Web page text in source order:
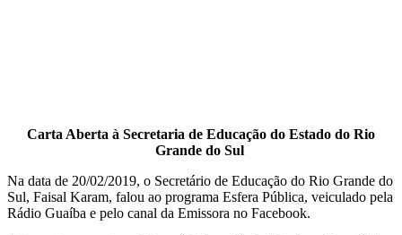
Carta Aberta à Secretaria de Educação do Estado do Rio
Grande do Sul
Na data de 20/02/2019, o Secretário de Educação do Rio Grande do
Sul, Faisal Karam, falou ao programa Esfera Pública, veiculado pela
Rádio Guaíba e pelo canal da Emissora no Facebook.